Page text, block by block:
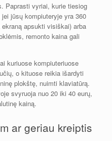
Paprasti vyriai, kurie tiesiog
jūsų kompiuteryje yra 360
apsukti visiškai) arba
remonto kaina gali
kuriuose kompiuteriuose
o kituose reikia išardyti
plokštę, nuimti klaviatūrą.
svyruoja nuo 20 iki 40 eurų,
kainą.
ar geriau kreiptis